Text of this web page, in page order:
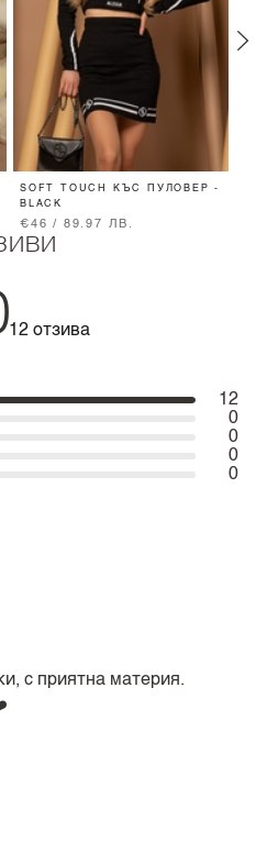
SOFT TOUCH КЪС ПУЛОВЕР -
BLACK
€46 / 89.97 ЛВ.
12 отзива
12
0
0
0
0
с приятна материя.